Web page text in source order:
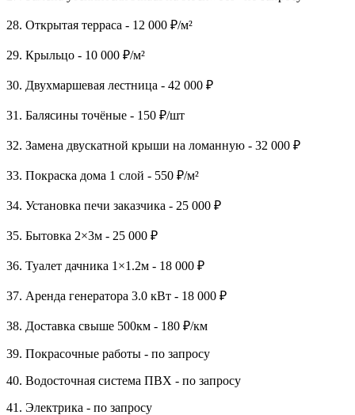
28. Открытая терраса - 12 000 ₽/м²
29. Крыльцо - 10 000 ₽/м²
30. Двухмаршевая лестница - 42 000 ₽
31. Балясины точёные - 150 ₽/шт
32. Замена двускатной крыши на ломанную - 32 000 ₽
33. Покраска дома 1 слой - 550 ₽/м²
34. Установка печи заказчика - 25 000 ₽
35. Бытовка 2×3м - 25 000 ₽
36. Туалет дачника 1×1.2м - 18 000 ₽
37. Аренда генератора 3.0 кВт - 18 000 ₽
38. Доставка свыше 500км - 180 ₽/км
39. Покрасочные работы - по запросу
40. Водосточная система ПВХ - по запросу
41. Электрика - по запросу